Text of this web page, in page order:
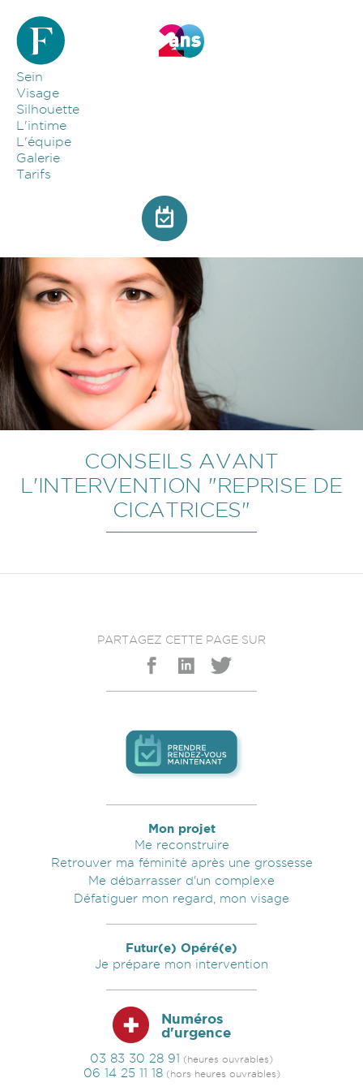
Sein
Visage
Silhouette
L'intime
L'équipe
Galerie
Tarifs
Image par défaut
CONSEILS AVANT
L'INTERVENTION "REPRISE DE
CICATRICES"
PARTAGEZ CETTE PAGE SUR
Prendre RDV maintenant
Mon projet
Me reconstruire
Retrouver ma féminité après une grossesse
Me débarrasser d'un complexe
Défatiguer mon regard, mon visage
Futur(e) Opéré(e)
Je prépare mon intervention
Numéros
d'urgence
03 83 30 28 91 (heures ouvrables)
06 14 25 11 18(hors heures ouvrables)